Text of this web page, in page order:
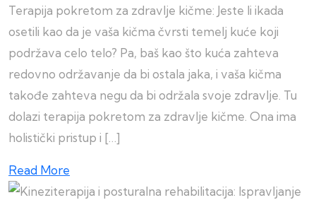
Terapija pokretom za zdravlje kičme: Jeste li ikada
osetili kao da je vaša kičma čvrsti temelj kuće koji
podržava celo telo? Pa, baš kao što kuća zahteva
redovno održavanje da bi ostala jaka, i vaša kičma
takođe zahteva negu da bi održala svoje zdravlje. Tu
dolazi terapija pokretom za zdravlje kičme. Ona ima
holistički pristup i […]
Read More